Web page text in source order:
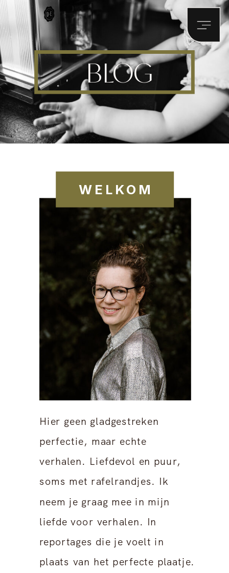
BLOG
Hier geen gladgestreken
perfectie, maar echte
verhalen. Liefdevol en puur,
soms met rafelrandjes. Ik
neem je graag mee in mijn
liefde voor verhalen. In
reportages die je voelt in
plaats van het perfecte plaatje.
WELKOM